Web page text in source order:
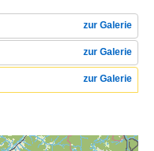
zur Galerie
zur Galerie
zur Galerie